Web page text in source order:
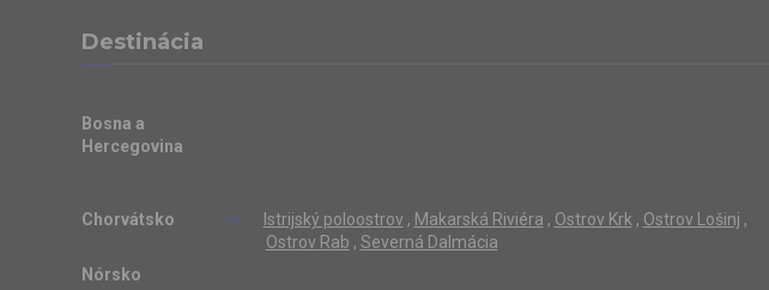
Destinácia
Bosna a
Hercegovina
Chorvátsko
Istrijský poloostrov , Makarská Riviéra , Ostrov Krk , Ostrov Lošinj ,
Ostrov Rab , Severná Dalmácia
Nórsko